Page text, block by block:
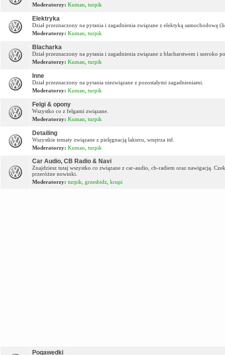
Moderatorzy: Kuman turpik
Elektryka
Dział przeznaczony na pytania i zagadnienia związane z elektyką samochodową
Moderatorzy: Kuman turpik
Blacharka
Dział przeznaczony na pytania i zagadnienia związane z blacharstwem i szeroko
Moderatorzy: Kuman turpik
Inne
Dział przeznaczony na pytania niezwiązane z pozostałymi zagadnieniami.
Moderatorzy: Kuman turpik
Felgi & opony
Wszystko co z felgami związane.
Moderatorzy: Kuman turpik
Detailing
Wszystkie tematy związane z pielęgnacją lakieru, wnętrza itd.
Moderatorzy: Kuman turpik
Car Audio, CB Radio & Navi
Znajdziesz tutaj wszystko co związane z car-audio, cb-radiem oraz nawigacją.
przeróżne nowinki.
Moderatorzy: turpik grzesbidz krupi
Pogawędki